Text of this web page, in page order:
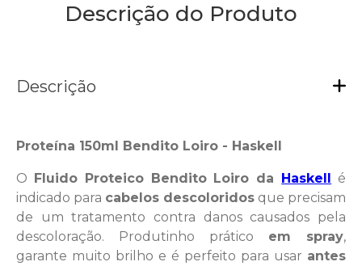
Descrição do Produto
Descrição
Proteína 150ml Bendito Loiro - Haskell
O Fluido Proteico Bendito Loiro da Haskell é
indicado para cabelos descoloridos que precisam
de um tratamento contra danos causados pela
descoloração. Produtinho prático em spray,
garante muito brilho e é perfeito para usar antes